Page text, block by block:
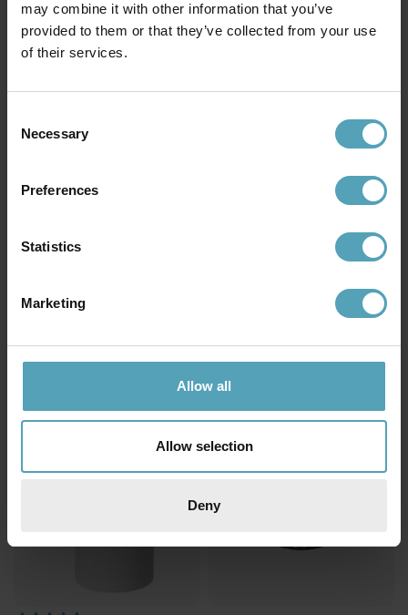
may combine it with other information that you’ve
provided to them or that they’ve collected from your use
of their services.
Selection
Necessary
Preferences
Statistics
Marketing
Allow all
Allow selection
Deny
KAMPANJ
599 kr
KAMPANJ